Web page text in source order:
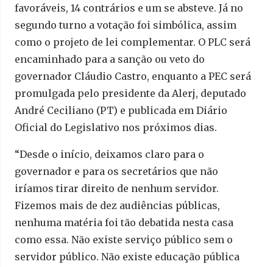
favoráveis, 14 contrários e um se absteve. Já no
segundo turno a votação foi simbólica, assim
como o projeto de lei complementar. O PLC será
encaminhado para a sanção ou veto do
governador Cláudio Castro, enquanto a PEC será
promulgada pelo presidente da Alerj, deputado
André Ceciliano (PT) e publicada em Diário
Oficial do Legislativo nos próximos dias.
“Desde o início, deixamos claro para o
governador e para os secretários que não
iríamos tirar direito de nenhum servidor.
Fizemos mais de dez audiências públicas,
nenhuma matéria foi tão debatida nesta casa
como essa. Não existe serviço público sem o
servidor público. Não existe educação pública